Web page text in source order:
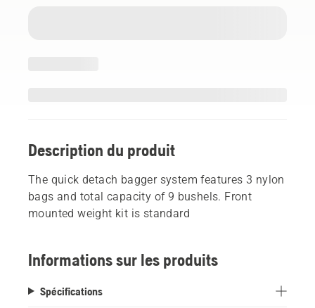
Description du produit
The quick detach bagger system features 3 nylon
bags and total capacity of 9 bushels. Front
mounted weight kit is standard
Informations sur les produits
Spécifications